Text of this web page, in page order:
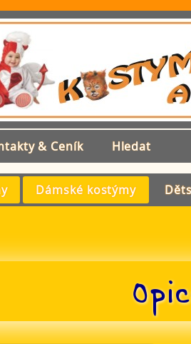
& Ceník Hledat
Dámské kostýmy